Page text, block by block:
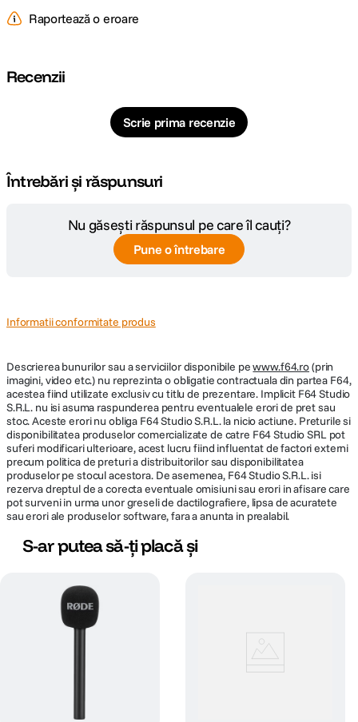
Raportează o eroare
Recenzii
Scrie prima recenzie
Întrebări și răspunsuri
Nu găsești răspunsul pe care îl cauți?
Pune o întrebare
Informatii conformitate produs
Descrierea bunurilor sau a serviciilor disponibile pewww.f64.ro(prin
imagini, video etc.) nu reprezinta o obligatie contractuala din partea F64,
acestea fiind utilizate exclusiv cu titlu de prezentare. Implicit F64 Studio
S.R.L. nu isi asuma raspunderea pentru eventualele erori de pret sau
stoc. Aceste erori nu obliga F64 Studio S.R.L. la nicio actiune. Preturile si
disponibilitatea produselor comercializate de catre F64 Studio SRL pot
suferi modificari ulterioare, acest lucru fiind influentat de factori externi
precum politica de preturi a distribuitorilor sau disponibilitatea
produselor pe stocul acestora. De asemenea, F64 Studio S.R.L. isi
rezerva dreptul de a corecta eventuale omisiuni sau erori in afisare care
pot surveni in urma unor greseli de dactilografiere, lipsa de acuratete
sau erori ale produselor software, fara a anunta in prealabil.
S-ar putea să-ți placă și